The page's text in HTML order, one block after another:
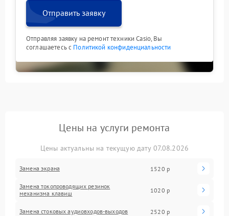
Отправить заявку
Отправляя заявку на ремонт техники Casio, Вы
соглашаетесь с Политикой конфиденциальности
Цены на услуги ремонта
Цены актуальны на текущую дату 07.08.2026
Замена экрана 1520 р
Замена токопроводящих резинок
механизма клавиш
1020 р
Замена стоковых аудиовходов-выходов 2520 р